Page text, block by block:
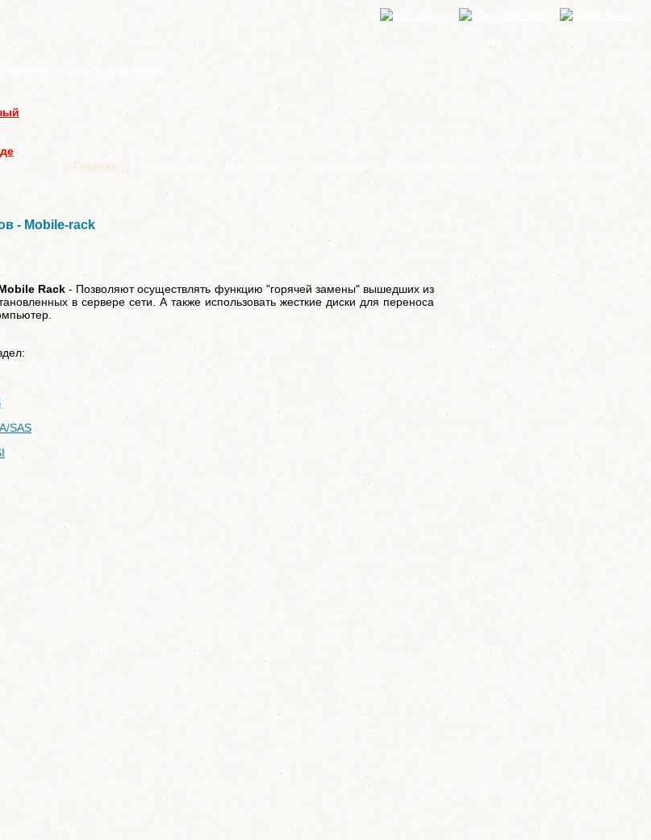
оборудования
Главная | О компании Продукция
- Mobile-rack
Rack- Позволяют осуществлять функцию "горячей замены" вышедших из
в сервере сети. А также использовать жесткие диски для переноса
SAS